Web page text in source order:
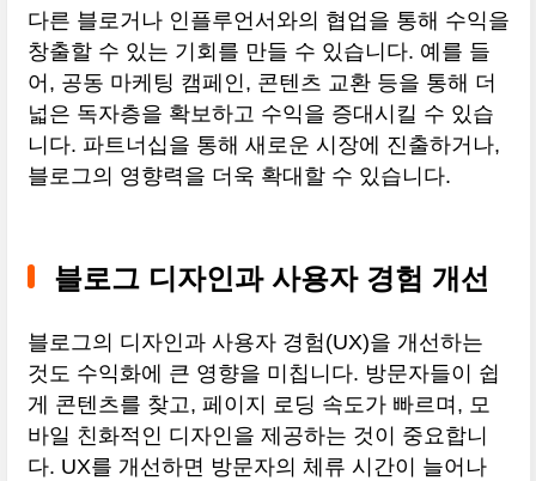
다른 블로거나 인플루언서와의 협업을 통해 수익을
창출할 수 있는 기회를 만들 수 있습니다. 예를 들
어, 공동 마케팅 캠페인, 콘텐츠 교환 등을 통해 더
넓은 독자층을 확보하고 수익을 증대시킬 수 있습
니다. 파트너십을 통해 새로운 시장에 진출하거나,
블로그의 영향력을 더욱 확대할 수 있습니다.
블로그 디자인과 사용자 경험 개선
블로그의 디자인과 사용자 경험(UX)을 개선하는
것도 수익화에 큰 영향을 미칩니다. 방문자들이 쉽
게 콘텐츠를 찾고, 페이지 로딩 속도가 빠르며, 모
바일 친화적인 디자인을 제공하는 것이 중요합니
다. UX를 개선하면 방문자의 체류 시간이 늘어나